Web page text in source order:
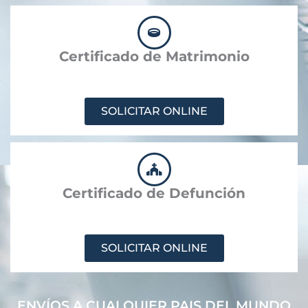
Certificado de Matrimonio
SOLICITAR ONLINE
Certificado de Defunción
SOLICITAR ONLINE